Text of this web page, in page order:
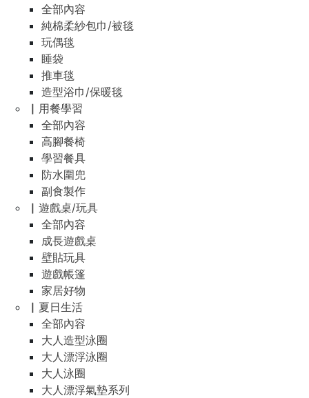
全部內容
純棉柔紗包巾/被毯
玩偶毯
睡袋
推車毯
造型浴巾/保暖毯
▏用餐學習
全部內容
高腳餐椅
學習餐具
防水圍兜
副食製作
▏遊戲桌/玩具
全部內容
成長遊戲桌
壁貼玩具
遊戲帳篷
家居好物
▏夏日生活
全部內容
大人造型泳圈
大人漂浮泳圈
大人泳圈
大人漂浮氣墊系列